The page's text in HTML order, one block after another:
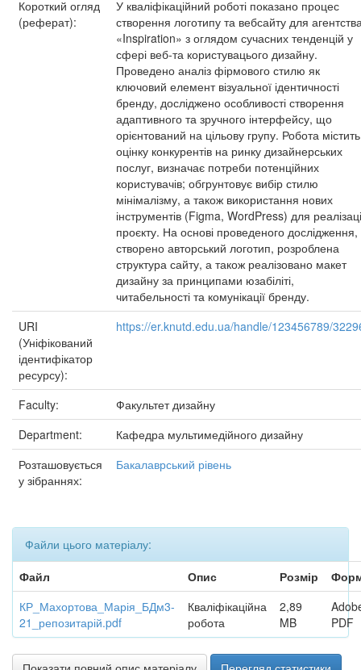
Короткий огляд
(реферат):
У кваліфікаційний роботі показано процес
створення логотипу та вебсайту для
«Inspiration» з оглядом сучасних тенденцій у
сфері веб-та користувацього дизайну.
Проведено аналіз фірмового стилю як
ключовий елемент візуальної ідентичності
бренду, досліджено особливості створення
адаптивного та зручного інтерфейсу, що
орієнтований на цільову групу. Робота містить
оцінку конкурентів на ринку дизайнерських
послуг, визначає потреби потенційних
користувачів; обгрунтовує вибір стилю
мінімалізму, а також використання нових
інструментів (Figma, WordPress) для
проєкту. На основі проведеного дослідження,
створено авторський логотип, розроблена
структура сайту, а також реалізовано макет
дизайну за принципами юзабіліті,
читабельності та комунікації бренду.
URI
(Уніфікований
ідентифікатор
ресурсу):
https://er.knutd.edu.ua/handle/123456789/
Faculty:
Факультет дизайну
Department:
Кафедра мультимедійного дизайну
Розташовується
у зібраннях:
Бакалаврський рівень
Файли цього матеріалу:
Файл
Опис Розмір
КР_Махортова_Марія_БДм3-
21_репозитарій.pdf
Кваліфікаційна
робота
2,89
MB
PDF